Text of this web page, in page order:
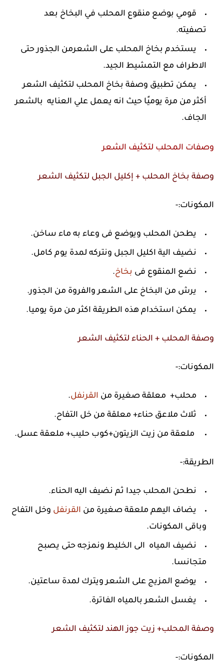
قومي بوضع منقوع المحلب في البخاخ بعد
تصفيته.
يستخدم بخاخ المحلب على الشعرمن الجذور حتى
الاطراف مع التمشيط الجيد.
يمكن تطبيق وصفة بخاخ المحلب لتكثيف الشعر
أكثر من مرة يوميًا حيث انه يعمل علي العنايه بالشعر
الجاف.
وصفات المحلب لتكثيف الشعر
وصفة بخاخ المحلب + إكليل الجبل لتكثيف الشعر
المكونات:-
يطحن المحلب ويوضع فى وعاء به ماء ساخن.
نضيف الية اكليل الجبل ونتركه لمدة يوم كامل.
نضع المنقوع فى بخاخ.
يرش من البخاخ على الشعر والفروة من الجذور.
يمكن استخدام هذه الطريقة اكثر من مرة يوميا.
وصفة المحلب + الحناء لتكثيف الشعر
المكونات:-
محلب+ معلقة صغيرة من القرنفل.
ثلاث ملاعق حناء+ معلقة من خل التفاح.
ملعقة من زيت الزيتون+كوب حليب+ ملعقة عسل.
الطريقة:-
نطحن المحلب جيدا ثم نضيف اليه الحناء.
يضاف اليهم ملعقة صغيرة من القرنفل وخل التفاح
وباقى المكونات.
نضيف المياه الى الخليط ونمزجه حتى يصبح
متجانسا.
يوضع المزيج على الشعر ويترك لمدة ساعتين.
يغسل الشعر بالمياه الفاترة.
وصفة المحلب+ زيت جوز الهند لتكثيف الشعر
المكونات:-